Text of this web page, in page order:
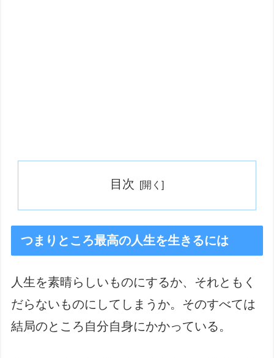
目次
つまりところ最高の人生を生きるには
人生を素晴らしいものにするか、それともく
だらないものにしてしまうか。そのすべては
結局のところ自分自身にかかっている。